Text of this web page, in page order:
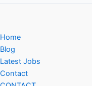
Home
Blog
Latest Jobs
Contact